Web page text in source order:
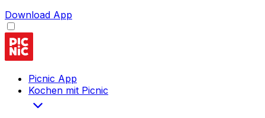
Download App
Picnic App
Kochen mit Picnic